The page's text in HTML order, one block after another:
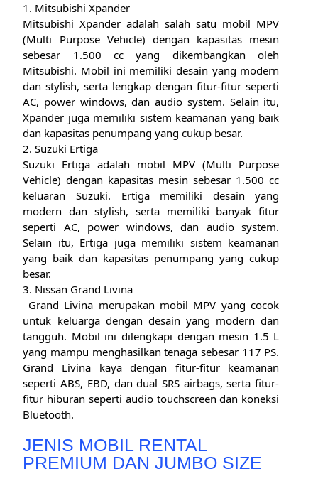
1. Mitsubishi Xpander
Mitsubishi Xpander adalah salah satu mobil MPV
(Multi Purpose Vehicle) dengan kapasitas mesin
sebesar 1.500 cc yang dikembangkan oleh
Mitsubishi. Mobil ini memiliki desain yang modern
dan stylish, serta lengkap dengan fitur-fitur seperti
AC, power windows, dan audio system. Selain itu,
Xpander juga memiliki sistem keamanan yang baik
dan kapasitas penumpang yang cukup besar.
2. Suzuki Ertiga
Suzuki Ertiga adalah mobil MPV (Multi Purpose
Vehicle) dengan kapasitas mesin sebesar 1.500 cc
keluaran Suzuki. Ertiga memiliki desain yang
modern dan stylish, serta memiliki banyak fitur
seperti AC, power windows, dan audio system.
Selain itu, Ertiga juga memiliki sistem keamanan
yang baik dan kapasitas penumpang yang cukup
besar.
3. Nissan Grand Livina
Grand Livina merupakan mobil MPV yang cocok
untuk keluarga dengan desain yang modern dan
tangguh. Mobil ini dilengkapi dengan mesin 1.5 L
yang mampu menghasilkan tenaga sebesar 117 PS.
Grand Livina kaya dengan fitur-fitur keamanan
seperti ABS, EBD, dan dual SRS airbags, serta fitur-
fitur hiburan seperti audio touchscreen dan koneksi
Bluetooth.
JENIS MOBIL RENTAL
PREMIUM DAN JUMBO SIZE